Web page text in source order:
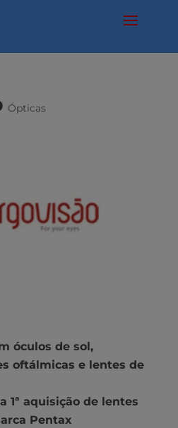
Ópticas
óculos de sol,
oftálmicas e lentes de
1ª aquisição de lentes
Pentax